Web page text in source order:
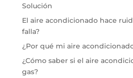
Solución
El aire acondicionado hace
falla?
¿Por qué mi aire
¿Cómo saber si el aire
gas?